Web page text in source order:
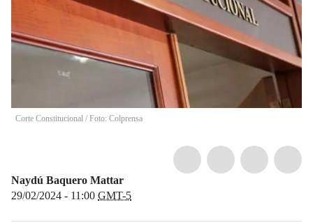
Corte Constitucional / Foto: Colprensa
Naydú Baquero Mattar
29/02/2024 - 11:00 GMT-5